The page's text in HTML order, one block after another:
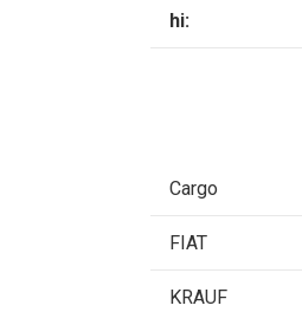
hi:
Cargo
FIAT
KRAUF